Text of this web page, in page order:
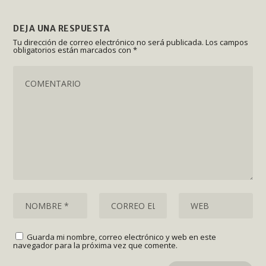
DEJA UNA RESPUESTA
Tu dirección de correo electrónico no será publicada. Los campos
obligatorios están marcados con*
Guarda mi nombre, correo electrónico y web en este
navegador para la próxima vez que comente.